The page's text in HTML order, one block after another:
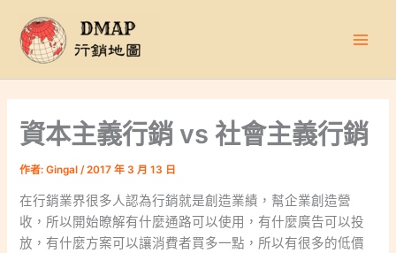
資本主義行銷 vs 社會主義行銷
作者:Gingal/2017 年 3 月 13 日
在行銷業界很多人認為行銷就是創造業績，幫企業創造營
收，所以開始暸解有什麼通路可以使用，有什麼廣告可以投
放，有什麼方案可以讓消費者買多一點，所以有很多的低價